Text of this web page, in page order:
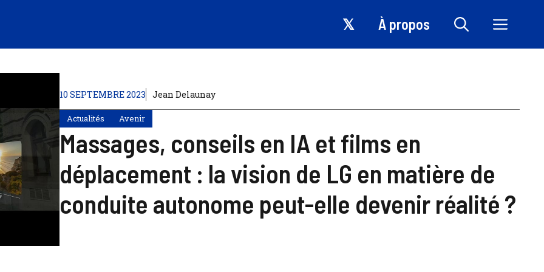
𝕏 À propos
10 SEPTEMBRE 2023 Jean Delaunay
Actualités Avenir
Massages, conseils en IA et films en
déplacement : la vision de LG en matière de
conduite autonome peut-elle devenir réalité ?